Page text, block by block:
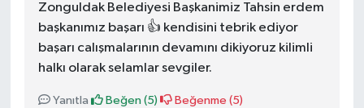
Zonguldak Belediyesi Başkanimiz Tahsin erdem
başkanımız başarı 👍 kendisini tebrik ediyor
başarı calışmalarının devamını dikiyoruz kilimli
halkı olarak selamlar sevgiler.
Yanıtla Beğen (5) Beğenme (5)